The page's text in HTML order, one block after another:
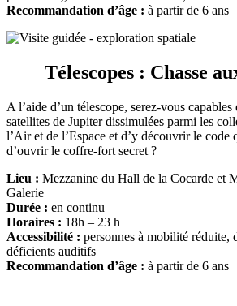
Recommandation d’âge : à partir de 6 ans
Télescopes : Chasse
A l’aide d’un télescope, serez-vous
satellites de Jupiter dissimulées parmi les
l’Air et de l’Espace et d’y découvrir le code
d’ouvrir le coffre-fort secret ?
Lieu : Mezzanine du Hall de la Cocarde et
Galerie
Durée : en continu
Horaires : 18h – 23 h
Accessibilité : personnes à mobilité réduite,
déficients auditifs
Recommandation d’âge : à partir de 6 ans